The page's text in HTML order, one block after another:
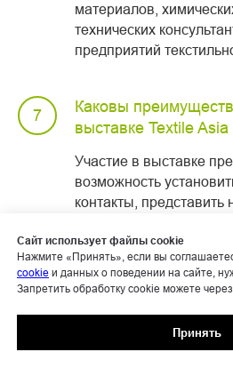
материалов,
технических
предприятий
Каковы
выставке Textile
Участие в выставке
возможность
контакты,
тенденциях отрасли.
Как
выставке Textile
Регистрация для
Сайт использует файлы cookie
Нажмите «Принять», если вы
cookie и данных о поведении на сайте,
Запретить обработку cookie можете
Принять